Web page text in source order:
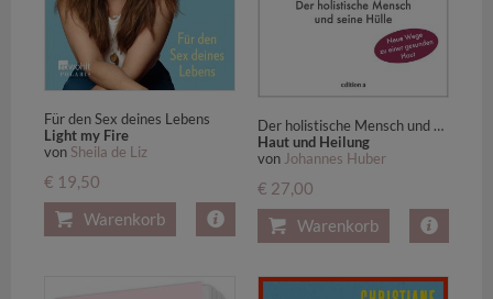
Für den Sex deines Lebens
Light my Fire
von Sheila de Liz
€ 19,50
Warenkorb
Der holistische Mensch und seine Hülle
Haut und Heilung
von Johannes Huber
€ 27,00
Warenkorb